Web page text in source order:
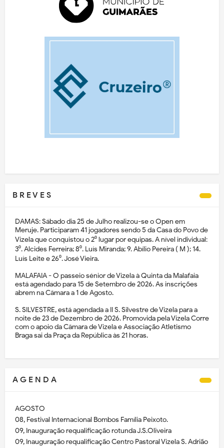
B R E V E S
DAMAS: Sábado dia 25 de Julho realizou-se o Open em
Meruje. Participaram 41 jogadores sendo 5 da Casa do Povo de
Vizela que conquistou o 2⁰ lugar por equipas. A nível individual:
3⁰. Alcides Ferreira; 8⁰. Luís Miranda; 9. Abílio Pereira ( M ); 14.
Luís Leite e 26⁰. José Vieira.
MALAFAIA - O passeio sénior de Vizela à Quinta da Malafaia
está agendado para 15 de Setembro de 2026. As inscrições
abrem na Câmara a 1 de Agosto.
S. SILVESTRE, está agendada a II S. Silvestre de Vizela para a
noite de 23 de Dezembro de 2026. Promovida pela Vizela Corre
com o apoio da Câmara de Vizela e Associação Atletismo
Braga sai da Praça da República às 21 horas.
A G E N D A
AGOSTO
08, Festival Internacional Bombos Família Peixoto.
09, Inauguração requalificação rotunda J.S.Oliveira
09, Inauguração requalificação Centro Pastoral Vizela S. Adrião